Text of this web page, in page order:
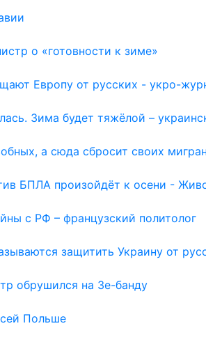
о «готовности к зиме»
Европу от русских - укро-
Зима будет тяжёлой –
а сюда сбросит своих
БПЛА произойдёт к осени -
с РФ – французский политолог
защитить Украину от
обрушился на Зе-банду
Польше